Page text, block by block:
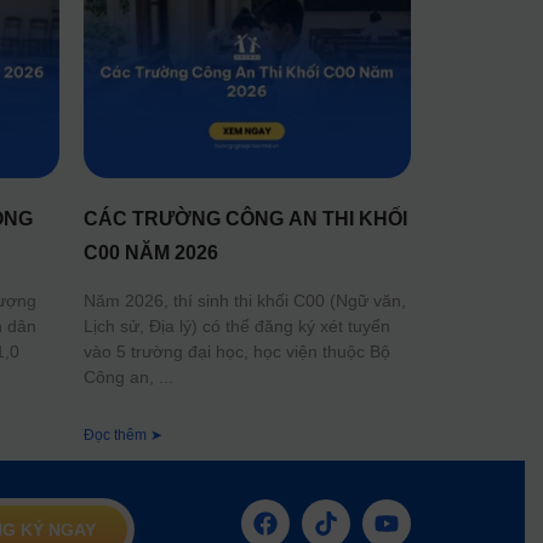
dân
CÁC TRƯỜNG CÔNG AN THI KHỐI
C00 NĂM 2026
Năm 2026, thí sinh thi khối C00 (Ngữ văn,
Lịch sử, Địa lý) có thể đăng ký xét tuyển
vào 5 trường đại học, học viện thuộc Bộ
Công an,
Đọc thêm ➤
KÝ NGAY